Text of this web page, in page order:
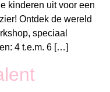
kinderen uit voor een
Ontdek de wereld
speciaal
4 t.e.m. 6 […]